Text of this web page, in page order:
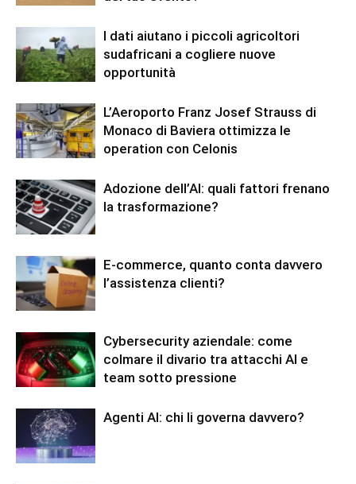
I dati aiutano i piccoli agricoltori
sudafricani a cogliere nuove
opportunità
L’Aeroporto Franz Josef Strauss di
Monaco di Baviera ottimizza le
operation con Celonis
Adozione dell’AI: quali fattori frenano
la trasformazione?
E-commerce, quanto conta davvero
l’assistenza clienti?
Cybersecurity aziendale: come
colmare il divario tra attacchi AI e
team sotto pressione
Agenti AI: chi li governa davvero?